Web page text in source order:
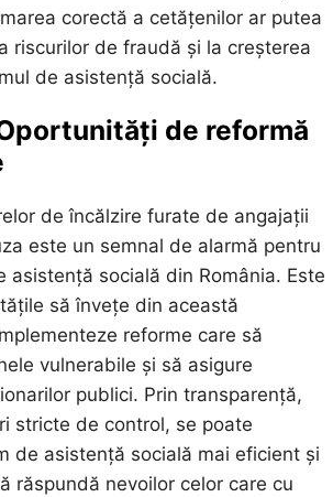
corectă a cetățenilor ar putea
riscurilor de fraudă și la creșterea
de asistență socială.
de reformă
de încălzire furate de angajații
este un semnal de alarmă pentru
asistență socială din România. Este
să învețe din această
reforme care să
vulnerabile și să asigure
publici. Prin transparență,
stricte de control, se poate
de asistență socială mai eficient și
răspundă nevoilor celor care cu